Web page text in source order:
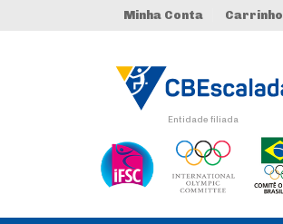
Minha Conta Carrinho
Entidade filiada